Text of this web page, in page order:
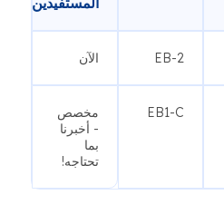
EB-2 الآن
EB1-C
مخصص
- أخبرنا
بما
تحتاجه!